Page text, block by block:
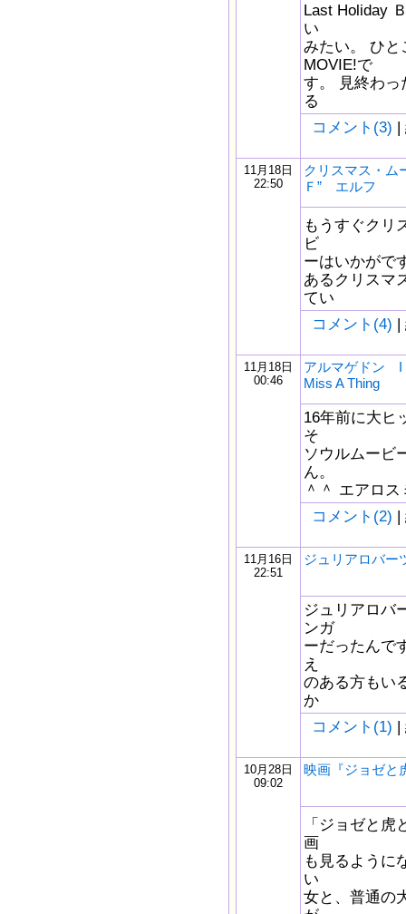
Last Holiday
い
みたい。 ひと
MOVIE!で
す。 見終わっ
る
コメント(3) |
11月18日
22:50
クリスマス・
Ｆ” エルフ
もうすぐクリ
ビ
ーはいかがで
あるクリスマ
てい
コメント(4) |
11月18日
00:46
アルマゲドン I
Miss A Thing
16年前に大ヒ
そ
ソウルムービ
ん。
＾＾ エアロ
コメント(2) |
11月16日
22:51
ジュリアロバー
ジュリアロバ
ンガ
ーだったんで
え
のある方もい
か
コメント(1) |
10月28日
09:02
映画『ジョゼと
「ジョゼと
画
も見るように
い
女と、普通の